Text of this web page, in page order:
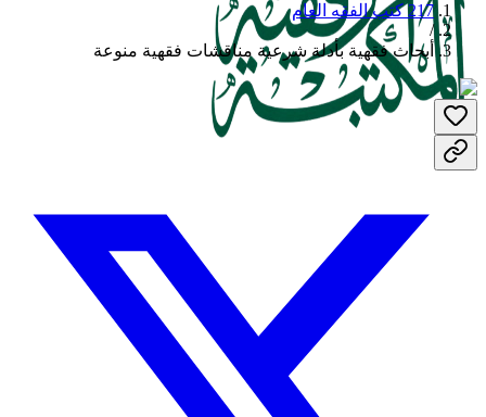
217 كتب الفقه العام
/
أبحاث فقهية بأدلة شرعية مناقشات فقهية منوعة